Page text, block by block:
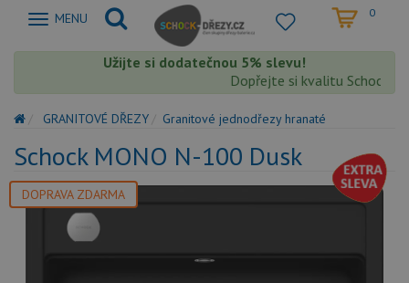
Zobrazit
MENU 0
Užijte si dodatečnou 5% slevu!
Dopřejte si kvalitu Schock s
GRANITOVÉ DŘEZY Granitové jednodřezy hranaté
Schock MONO N-100 Dusk
DOPRAVA ZDARMA